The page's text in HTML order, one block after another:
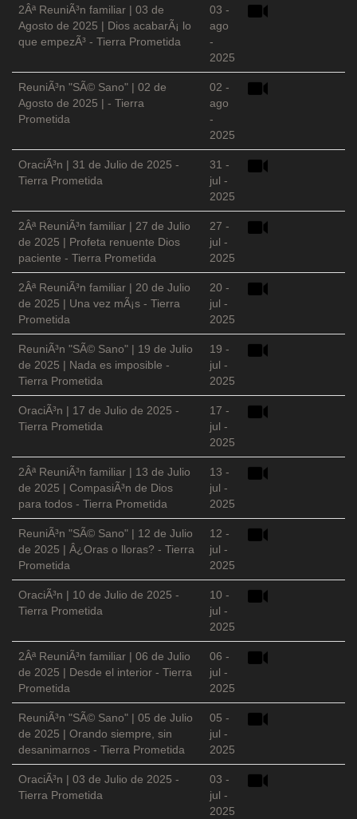
2Âª ReuniÃ³n familiar | 03 de
Agosto de 2025 | Dios acabarÃ¡ lo
que empezÃ³ - Tierra Prometida
03 -
ago
-
2025
ReuniÃ³n "SÃ© Sano" | 02 de
Agosto de 2025 | - Tierra
Prometida
02 -
ago
-
2025
OraciÃ³n | 31 de Julio de 2025 -
Tierra Prometida
31 -
jul -
2025
2Âª ReuniÃ³n familiar | 27 de Julio
de 2025 | Profeta renuente Dios
paciente - Tierra Prometida
27 -
jul -
2025
2Âª ReuniÃ³n familiar | 20 de Julio
de 2025 | Una vez mÃ¡s - Tierra
Prometida
20 -
jul -
2025
ReuniÃ³n "SÃ© Sano" | 19 de Julio
de 2025 | Nada es imposible -
Tierra Prometida
19 -
jul -
2025
OraciÃ³n | 17 de Julio de 2025 -
Tierra Prometida
17 -
jul -
2025
2Âª ReuniÃ³n familiar | 13 de Julio
de 2025 | CompasiÃ³n de Dios
para todos - Tierra Prometida
13 -
jul -
2025
ReuniÃ³n "SÃ© Sano" | 12 de Julio
de 2025 | Â¿Oras o lloras? - Tierra
Prometida
12 -
jul -
2025
OraciÃ³n | 10 de Julio de 2025 -
Tierra Prometida
10 -
jul -
2025
2Âª ReuniÃ³n familiar | 06 de Julio
de 2025 | Desde el interior - Tierra
Prometida
06 -
jul -
2025
ReuniÃ³n "SÃ© Sano" | 05 de Julio
de 2025 | Orando siempre, sin
desanimarnos - Tierra Prometida
05 -
jul -
2025
OraciÃ³n | 03 de Julio de 2025 -
Tierra Prometida
03 -
jul -
2025